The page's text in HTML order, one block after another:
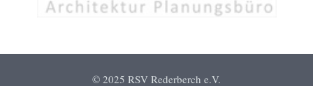
© 2025 RSV Rederberch e.V.